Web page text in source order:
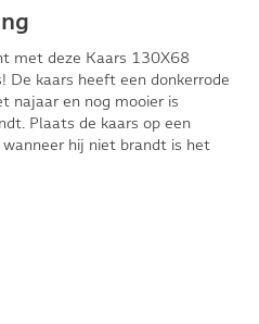
met deze Kaars 130X68
De kaars heeft een donkerrode
najaar en nog mooier is
Plaats de kaars op een
hij niet brandt is het